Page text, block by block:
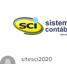
sitesci2020